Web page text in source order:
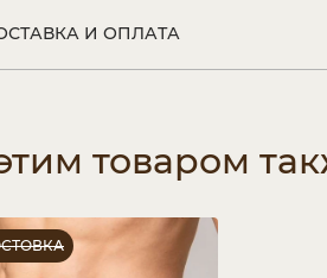
И ОПЛАТА
товаром